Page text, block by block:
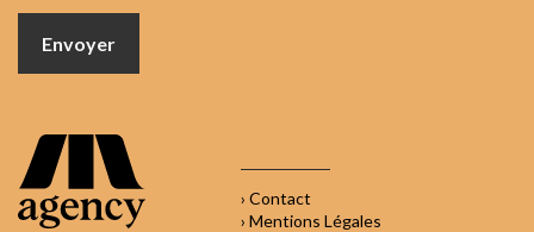
› Contact
› Mentions Légales